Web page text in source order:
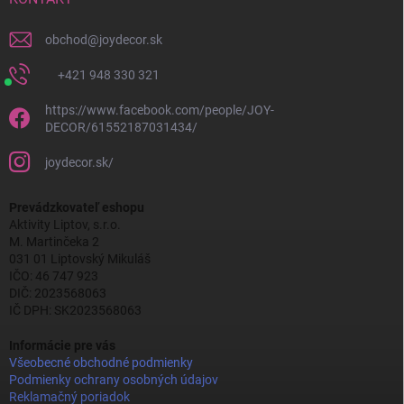
obchod@joydecor.sk
+421 948 330 321
https://www.facebook.com/people/JOY-
DECOR/61552187031434/
joydecor.sk/
Prevádzkovateľ eshopu
Aktivity Liptov, s.r.o.
M. Martinčeka 2
031 01 Liptovský Mikuláš
IČO: 46 747 923
DIČ: 2023568063
IČ DPH: SK2023568063
Informácie pre vás
Všeobecné obchodné podmienky
Podmienky ochrany osobných údajov
Reklamačný poriadok